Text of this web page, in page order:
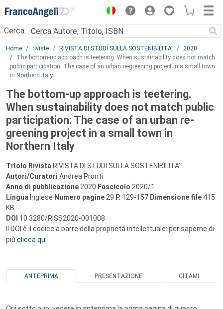
Menu
Cerca:
Main content
Home riviste RIVISTA DI STUDI SULLA SOSTENIBILITA'
2020
The bottom-up approach is teetering. When sustainability does not match
public participation: The case of an urban re-greening project in a small town
in Northern Italy
The bottom-up approach is teetering.
When sustainability does not match public
participation: The case of an urban re-
greening project in a small town in
Northern Italy
Titolo Rivista RIVISTA DI STUDI SULLA SOSTENIBILITA'
Autori/Curatori Andrea Pronti
Anno di pubblicazione 2020 Fascicolo 2020/1
Lingua Inglese Numero pagine 29 P. 129-157 Dimensione file 415
KB
DOI 10.3280/RISS2020-001008
Il DOI è il codice a barre della proprietà intellettuale: per saperne di
più clicca qui
ANTEPRIMA PRESENTAZIONE CITAMI